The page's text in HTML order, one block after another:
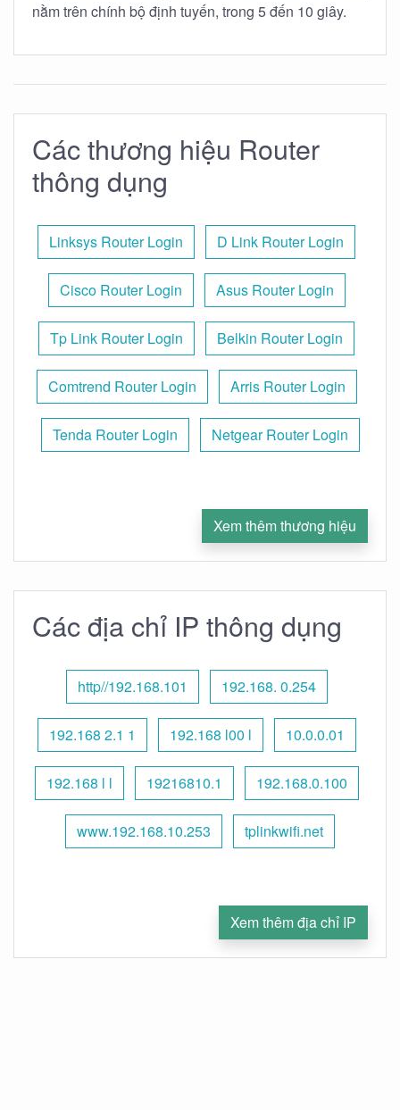
nằm trên chính bộ định tuyến, trong 5 đến 10 giây.
Các thương hiệu Router
thông dụng
Linksys Router Login D Link Router Login
Cisco Router Login Asus Router Login
Tp Link Router Login Belkin Router Login
Comtrend Router Login Arris Router Login
Tenda Router Login Netgear Router Login
Xem thêm thương hiệu
Các địa chỉ IP thông dụng
http//192.168.101 192.168. 0.254
192.168 2.1 1 192.168 l00 l 10.0.0.01
192.168 l l 19216810.1 192.168.0.100
www.192.168.10.253 tplinkwifi.net
Xem thêm địa chỉ IP